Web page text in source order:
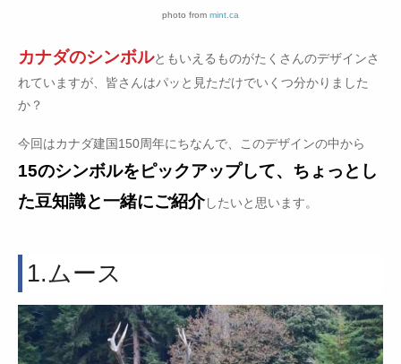
photo from mint.ca
カナダのシンボルともいえるものがたくさんのデザインさ
れていますが、皆さんはパッと見ただけでいくつ分かりました
か？
今回はカナダ建国150周年にちなんで、このデザインの中から
15のシンボルをピックアップして、ちょっとし
た豆知識と一緒にご紹介したいと思います。
1.ムース